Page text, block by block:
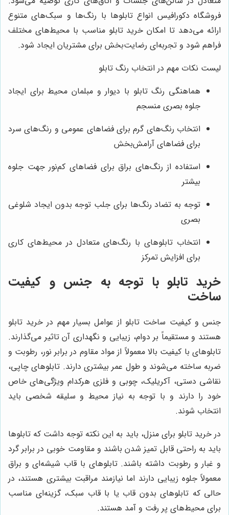
فروشگاه دکورافیس انواع تابلوها با رنگ‌ها و سبک‌های متنوع
ارائه می‌دهد تا امکان خرید تابلو مناسب با محیط‌های مختلف
فراهم شود و تجربه‌ای رضایت‌بخش برای مشتریان ایجاد شود.
لیست نکات مهم در انتخاب رنگ تابلو
هماهنگی رنگ تابلو با دیوار و مبلمان محیط برای ایجاد
جلوه بصری منسجم
انتخاب رنگ‌های گرم برای فضاهای عمومی و رنگ‌های سرد
برای فضاهای آرامش‌بخش
استفاده از رنگ‌های براق برای فضاهای کم‌نور جهت جلوه
بیشتر
توجه به تضاد رنگ‌ها برای جلب توجه بدون ایجاد شلوغی
بصری
انتخاب تابلوهای با رنگ‌های متعادل در محیط‌های کاری
برای افزایش تمرکز
خرید تابلو با توجه به جنس و کیفیت
ساخت
جنس و کیفیت ساخت تابلو از عوامل بسیار مهم در خرید تابلو
هستند و مستقیماً بر دوام، زیبایی و نگهداری آن تاثیر می‌گذارند.
تابلوهای با کیفیت بالا معمولاً از مواد مقاوم در برابر نور، رطوبت و
ضربه ساخته می‌شوند و طول عمر بیشتری دارند. تابلوهای چاپی،
نقاشی دستی، آکریلیک، چوبی و فلزی هرکدام ویژگی‌های خاص
خود را دارند و با توجه به نیاز محیط و سلیقه شخصی باید
انتخاب شوند.
در خرید تابلو برای منزل، باید به این نکته توجه داشت که تابلوها
باید به راحتی قابل تمیز شدن باشند و مقاومت خوبی در برابر گرد
و غبار و رطوبت داشته باشند. تابلوهای با قاب شیشه‌ای و براق
معمولاً جلوه زیبایی دارند اما نیازمند مراقبت بیشتری هستند، در
حالی که تابلوهای بدون قاب یا با قاب سبک، گزینه‌ای مناسب
برای محیط‌های پر رفت و آمد هستند.